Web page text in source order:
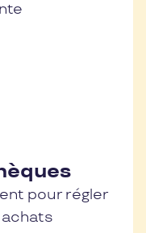
pour régler